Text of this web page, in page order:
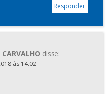
Responder
CARVALHO disse:
às 14:02